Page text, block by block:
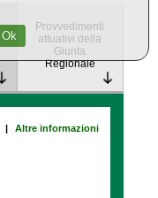
Provvedimenti
attuativi della
Giunta
Regionale
| Altre informazioni
Ok